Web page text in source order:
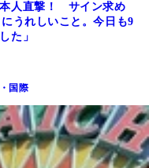
人直撃！ サイン求め
うれしいこと。今日も9
た」
国際